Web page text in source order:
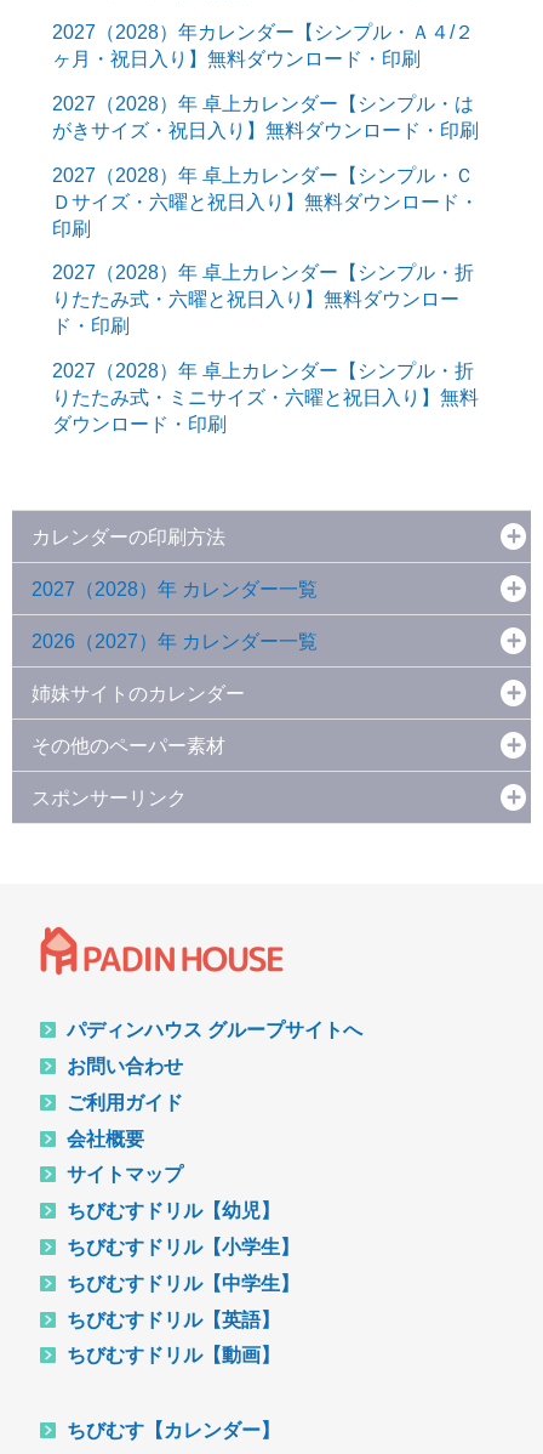
2027（2028）年カレンダー【シンプル・Ａ４/２
ヶ月・祝日入り】無料ダウンロード・印刷
2027（2028）年 卓上カレンダー【シンプル・は
がきサイズ・祝日入り】無料ダウンロード・印刷
2027（2028）年 卓上カレンダー【シンプル・Ｃ
Ｄサイズ・六曜と祝日入り】無料ダウンロード・
印刷
2027（2028）年 卓上カレンダー【シンプル・折
りたたみ式・六曜と祝日入り】無料ダウンロー
ド・印刷
2027（2028）年 卓上カレンダー【シンプル・折
りたたみ式・ミニサイズ・六曜と祝日入り】無料
ダウンロード・印刷
カレンダーの印刷方法
2027（2028）年 カレンダー一覧
2026（2027）年 カレンダー一覧
姉妹サイトのカレンダー
その他のペーパー素材
スポンサーリンク
パディンハウス グループサイトへ
お問い合わせ
ご利用ガイド
会社概要
サイトマップ
ちびむすドリル【幼児】
ちびむすドリル【小学生】
ちびむすドリル【中学生】
ちびむすドリル【英語】
ちびむすドリル【動画】
ちびむす【カレンダー】